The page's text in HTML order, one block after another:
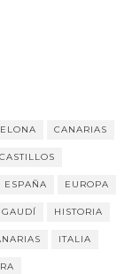
CANARIAS
CASTILLOS
ESPAÑA EUROPA
GAUDÍ HISTORIA
ITALIA